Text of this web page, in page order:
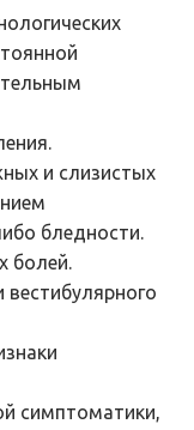
и слизистых
бледности.
болей.
симптоматики,